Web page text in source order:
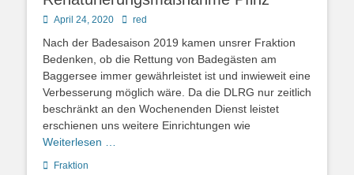
Posted
April 24, 2020 Autor
red
Nach der Badesaison 2019 kamen unsrer Fraktion
Bedenken, ob die Rettung von Badegästen am
Baggersee immer gewährleistet ist und inwieweit eine
Verbesserung möglich wäre. Da die DLRG nur zeitlich
beschränkt an den Wochenenden Dienst leistet
erschienen uns weitere Einrichtungen wie
Weiterlesen …
Kategorien
Fraktion